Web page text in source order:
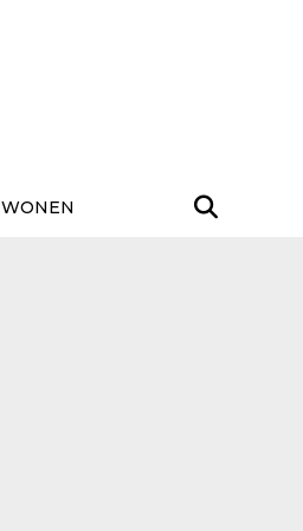
WONEN